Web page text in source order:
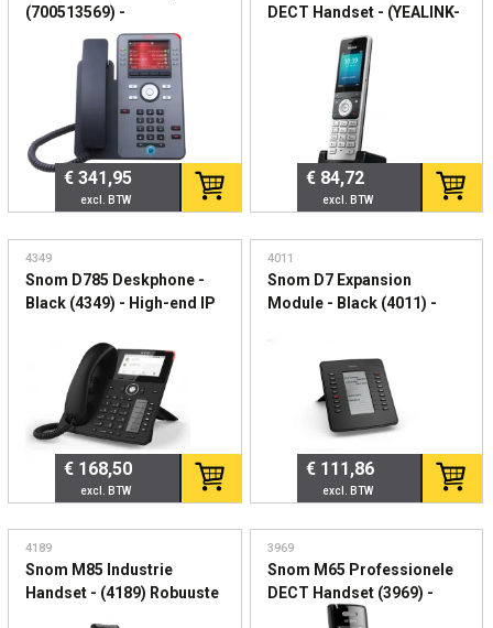
(700513569) -
Geavanceerde IP-telefoon
met kleurendisplay en
Gigabit
€ 341,95
DECT Handset - (YEALINK-
Uitbreidingshandset voor
zakelijke IP DECT
systemen
€ 84,72
4349
Snom D785 Deskphone -
Black (4349) - High-end IP
kleurendisplay
€ 168,50
4011
Snom D7 Expansion
Module - Black (4011) -
functietoetsen voor Snom
IP-telefoons
€ 111,86
4189
Snom M85 Industrie
Handset - (4189) Robuuste
3969
Snom M65 Professionele
DECT Handset (3969) -
Robuuste draadloze SIP